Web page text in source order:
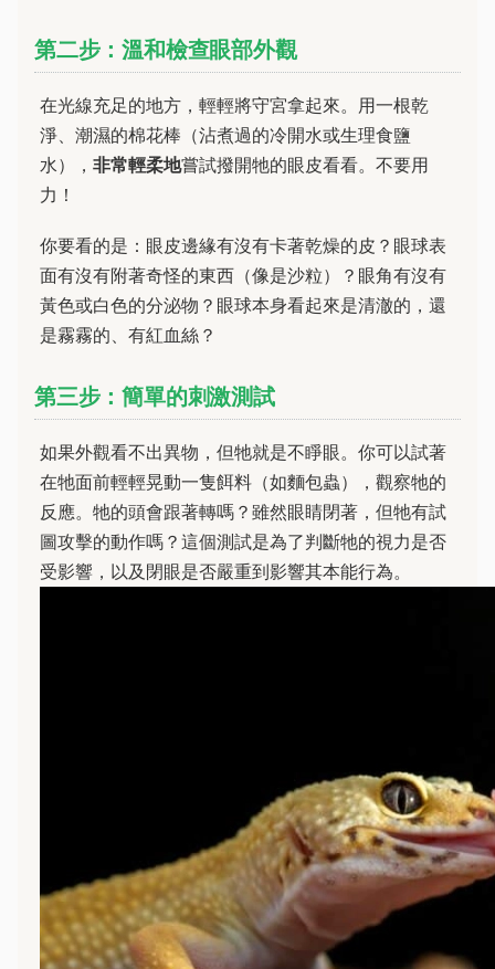
第二步：溫和檢查眼部外觀
在光線充足的地方，輕輕將守宮拿起來。用一根乾
淨、潮濕的棉花棒（沾煮過的冷開水或生理食鹽
水）， 非常輕柔地嘗試撥開牠的眼皮看看。不要用
力！
你要看的是：眼皮邊緣有沒有卡著乾燥的皮？眼球表
面有沒有附著奇怪的東西（像是沙粒）？眼角有沒有
黃色或白色的分泌物？眼球本身看起來是清澈的，還
是霧霧的、有紅血絲？
第三步：簡單的刺激測試
如果外觀看不出異物，但牠就是不睜眼。你可以試著
在牠面前輕輕晃動一隻餌料（如麵包蟲），觀察牠的
反應。牠的頭會跟著轉嗎？雖然眼睛閉著，但牠有試
圖攻擊的動作嗎？這個測試是為了判斷牠的視力是否
受影響，以及閉眼是否嚴重到影響其本能行為。